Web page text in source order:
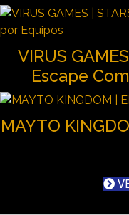
VIRUS
Escape
MAYTO